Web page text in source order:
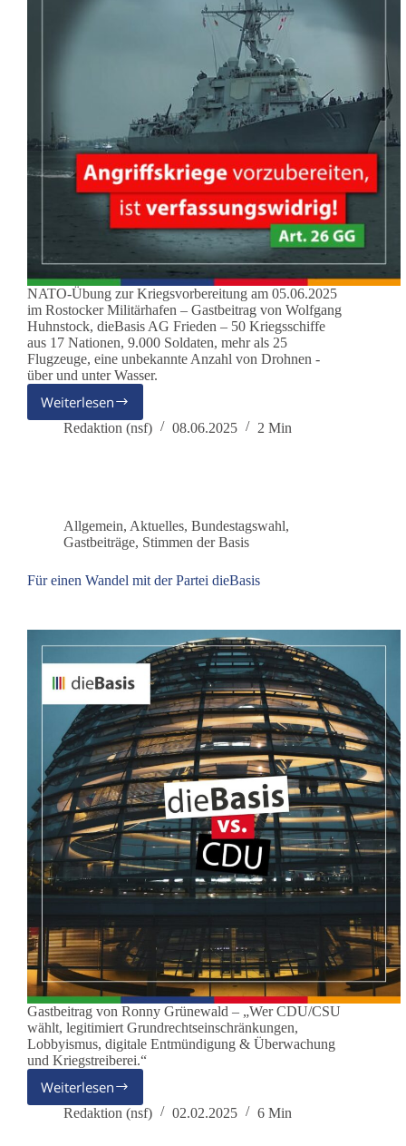
NATO-Übung zur Kriegsvorbereitung am 05.06.2025
im Rostocker Militärhafen – Gastbeitrag von Wolfgang
Huhnstock, dieBasis AG Frieden – 50 Kriegsschiffe
aus 17 Nationen, 9.000 Soldaten, mehr als 25
Flugzeuge, eine unbekannte Anzahl von Drohnen -
über und unter Wasser.
Weiterlesen
NATO-
Übung
im
Rostocker
Militärhafen
Redaktion (nsf) 08.06.2025 2 Min
Allgemein, Aktuelles, Bundestagswahl,
Gastbeiträge, Stimmen der Basis
Für einen Wandel mit der Partei dieBasis
Gastbeitrag von Ronny Grünewald – „Wer CDU/CSU
wählt, legitimiert Grundrechtseinschränkungen,
Lobbyismus, digitale Entmündigung & Überwachung
und Kriegstreiberei.“
Weiterlesen
Für
einen
Redaktion (nsf) 02.02.2025 6 Min